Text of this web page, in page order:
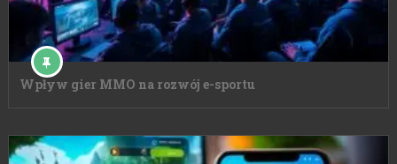
Wpływ gier MMO na rozwój e-sportu